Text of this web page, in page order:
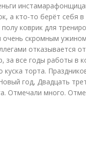
а кто-то берёт себя в
коврик для
очень скромным
отказывается
за все годы работы в
куска торта.
год, Двадцать
Отмечали много.